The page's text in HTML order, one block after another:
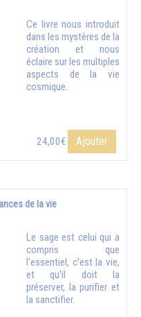
Ce livre nous introduit
dans les mystères de la
création et nous
éclaire sur les multiples
aspects de la vie
cosmique.
24,00€ Ajouter
de la vie
Le sage est celui qui a
compris que
l'essentiel, c'est la vie,
et qu'il doit la
préserver, la purifier et
la sanctifier.